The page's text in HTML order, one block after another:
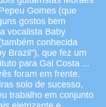
Gomes (que
gostos bem
vocalista Baby
conhecida
Brazil"), que fez um
para Gal Costa ...
foram em frente.
solo de sucesso,
trabalho em conjunto